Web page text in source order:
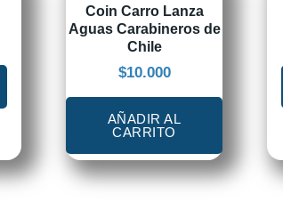
Coin Carro Lanza
Aguas Carabineros de
Chile
$10.000
AÑADIR AL
CARRITO